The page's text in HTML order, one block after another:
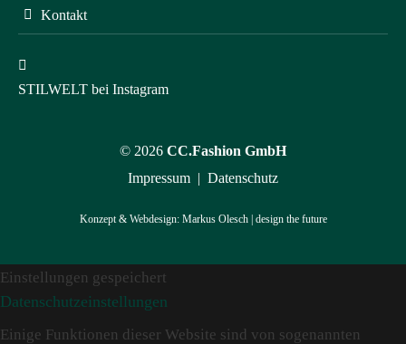
Kontakt
STILWELT bei Instagram
© 2026 CC.Fashion GmbH
Impressum | Datenschutz
Konzept & Webdesign: Markus Olesch | design the future
Einstellungen gespeichert
Datenschutzeinstellungen
Einige Funktionen dieser Website sind von sogenannten